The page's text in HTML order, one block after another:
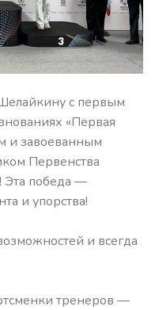
с первым
«Первая
и завоеванным
Первенства
Эта победа —
и упорства!
и всегда
тренеров —